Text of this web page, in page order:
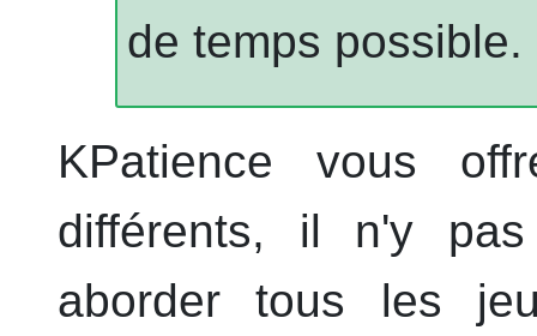
de temps possible.
KPatience vous
différents, il n'y
aborder tous les